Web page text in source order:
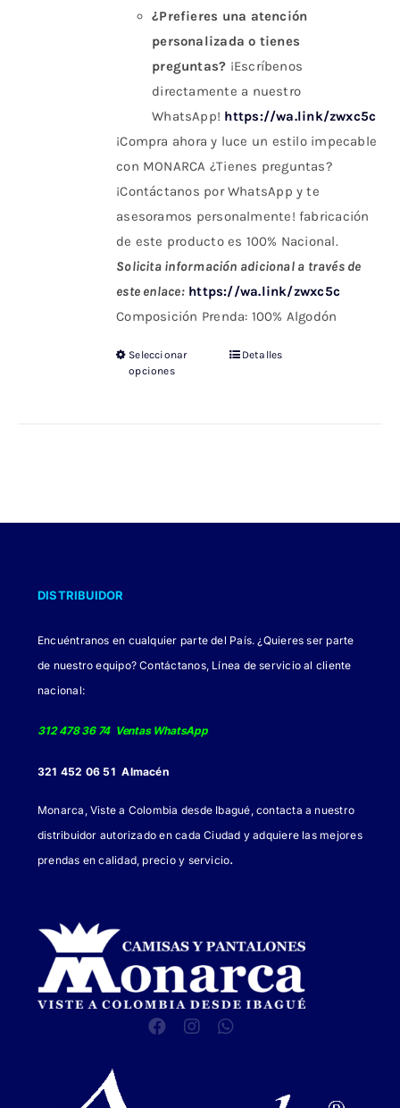
¿Prefieres una atención
personalizada o tienes
preguntas? ¡Escríbenos
directamente a nuestro
WhatsApp! https://wa.link/zwxc5c
¡Compra ahora y luce un estilo impecable
con MONARCA ¿Tienes preguntas?
¡Contáctanos por WhatsApp y te
asesoramos personalmente! fabricación
de este producto es 100% Nacional.
Solicita información adicional a través de
este enlace: https://wa.link/zwxc5c
Composición Prenda: 100% Algodón
Seleccionar
opciones
Este
la
página
Detalles
DISTRIBUIDOR
Encuéntranos en cualquier parte del País. ¿Quieres ser parte
de nuestro equipo? Contáctanos, Línea de servicio al cliente
nacional:
312 478 36 74 Ventas WhatsApp
321 452 06 51 Almacén
Monarca, Viste a Colombia desde Ibagué, contacta a nuestro
distribuidor autorizado en cada Ciudad y adquiere las mejores
prendas en calidad, precio y servicio.